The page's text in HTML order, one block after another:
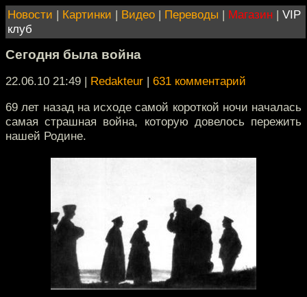
Новости | Картинки | Видео | Переводы | Магазин | VIP
клуб
Сегодня была война
22.06.10 21:49 | Redakteur | 631 комментарий
69 лет назад на исходе самой короткой ночи началась
самая страшная война, которую довелось пережить
нашей Родине.